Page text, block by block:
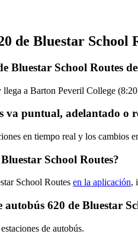
de Bluestar School
Bluestar School Routes
a Barton Peveril College
va puntual, adelantado o
en tiempo real y los cambios
School Routes?
School Routes en la aplicación,
620 de Bluestar
de autobús.